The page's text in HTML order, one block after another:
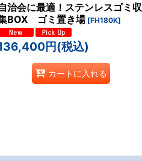
絞り込む
治会に最適！ステンレスゴミ収
BOX ゴミ置き場 [FH180K]
円(税込)
カートに入れる